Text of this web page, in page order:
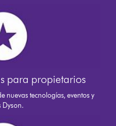
para propietarios
nuevas tecnologías, eventos y
Dyson.